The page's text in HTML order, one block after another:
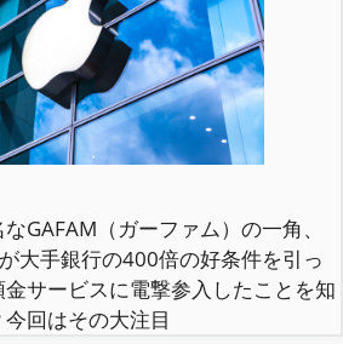
GAFAM（ガーファム）の一角、
大手銀行の400倍の好条件を引っ
サービスに電撃参入したことを知
回はその大注目